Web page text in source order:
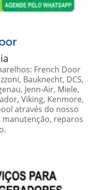
French Door
Bauknecht, DCS,
Jenn-Air, Miele,
Viking, Kenmore,
através do nosso
manutenção, reparos